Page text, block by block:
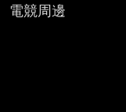
電競周邊